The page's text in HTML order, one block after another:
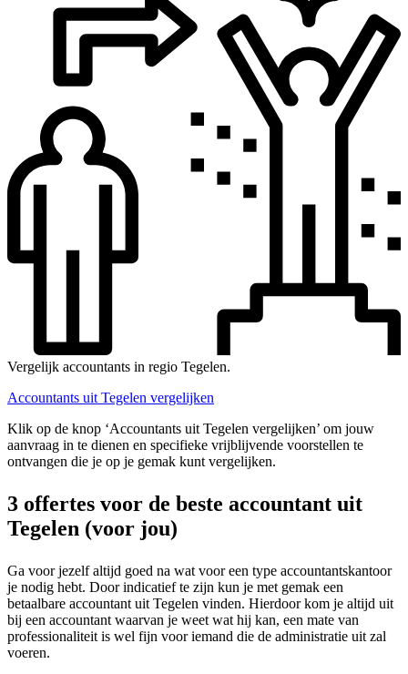
Vergelijk accountants in regio Tegelen.
Accountants uit Tegelen vergelijken
Klik op de knop ‘Accountants uit Tegelen vergelijken’ om jouw
aanvraag in te dienen en specifieke vrijblijvende voorstellen te
ontvangen die je op je gemak kunt vergelijken.
3 offertes voor de beste accountant uit
Tegelen (voor jou)
Ga voor jezelf altijd goed na wat voor een type accountantskantoor
je nodig hebt. Door indicatief te zijn kun je met gemak een
betaalbare accountant uit Tegelen vinden. Hierdoor kom je altijd uit
bij een accountant waarvan je weet wat hij kan, een mate van
professionaliteit is wel fijn voor iemand die de administratie uit zal
voeren.